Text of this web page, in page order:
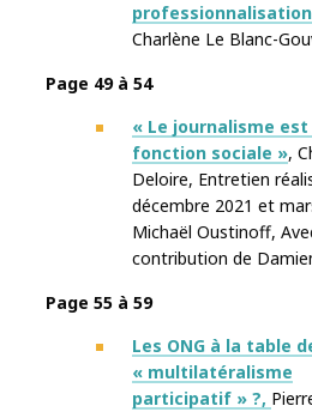
professionnalisation
Charlène Le Blanc-
Page 49 à 54
« Le journalisme est
fonction sociale »,
Deloire, Entretien
décembre 2021 et
Michaël Oustinoff,
contribution de
Page 55 à 59
Les ONG à la table
« multilatéralisme
participatif » ?,